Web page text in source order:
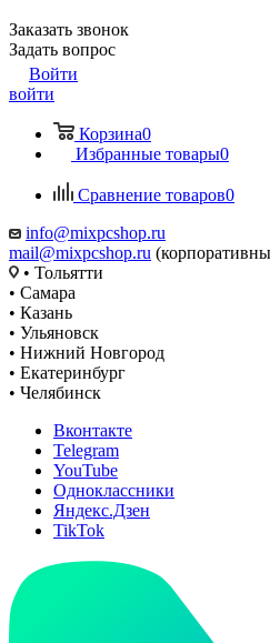
Заказать звонок
Задать вопрос
Войти
войти
Корзина0
Избранные товары0
Сравнение товаров0
info@mixpcshop.ru
mail@mixpcshop.ru
• Тольятти
• Самара
• Казань
• Ульяновск
• Нижний Новгород
• Екатеринбург
• Челябинск
Вконтакте
Telegram
YouTube
Одноклассники
Яндекс.Дзен
TikTok